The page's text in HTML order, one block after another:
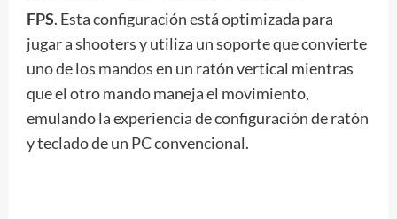
FPS. Esta configuración está optimizada para
jugar a shooters y utiliza un soporte que convierte
uno de los mandos en un ratón vertical mientras
que el otro mando maneja el movimiento,
emulando la experiencia de configuración de ratón
y teclado de un PC convencional.